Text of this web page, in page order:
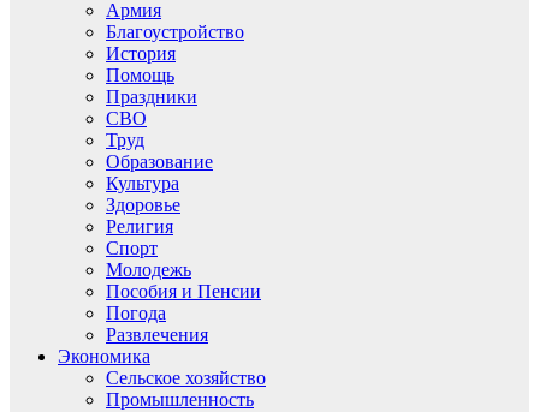
Армия
Благоустройство
История
Помощь
Праздники
СВО
Труд
Образование
Культура
Здоровье
Религия
Спорт
Молодежь
Пособия и Пенсии
Погода
Развлечения
Экономика
Сельское хозяйство
Промышленность